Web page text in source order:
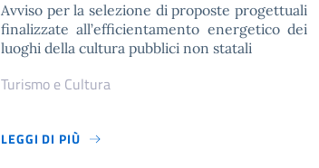
Avviso per la selezione di proposte progettuali
finalizzate all’efficientamento energetico dei
luoghi della cultura pubblici non statali
Turismo e Cultura
LEGGI DI PIÙ